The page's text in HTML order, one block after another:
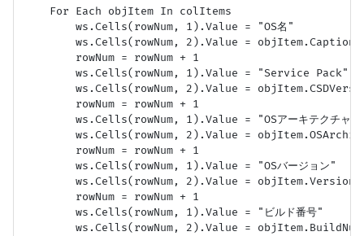
    For Each objItem In colItems
        ws.Cells(rowNum, 1).Value = "OS名"
        ws.Cells(rowNum, 2).Value = objItem.Caption
        rowNum = rowNum + 1
        ws.Cells(rowNum, 1).Value = "Service Pack"
ws.Cells(rowNum, 2).Value =
        rowNum = rowNum + 1
        ws.Cells(rowNum, 1).Value = "OSアーキテクチャ"
ws.Cells(rowNum, 2).Value =
        rowNum = rowNum + 1
        ws.Cells(rowNum, 1).Value = "OSバージョン"
        ws.Cells(rowNum, 2).Value = objItem.Version
        rowNum = rowNum + 1
        ws.Cells(rowNum, 1).Value = "ビルド番号"
ws.Cells(rowNum, 2).Value =